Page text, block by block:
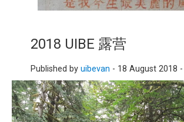
友会
2018 UIBE 露营
Published by uibevan - 18 August 2018 -